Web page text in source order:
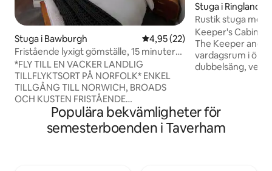
Stuga i Bawburgh 4,95 av 5 i genomsnittligt
4,95 (22)
Fristående lyxigt gömställe, 15 minuter
till Norwich
*FLY TILL EN VACKER LANDLIG
TILLFLYKTSORT PÅ NORFOLK* ENKEL
TILLGÅNG TILL NORWICH, BROADS
OCH KUSTEN FRISTÅENDE
SJÄLVINCHECKNING PLATS FÖR UPP
TILL 3 LOUNGE OCH ENSUITE GRATIS
PRIVAT PARKERINGSPLATS BORTANFÖR
Stuga i Ringland
Rustik stuga med
Keeper's Cabin,
The Keeper and
vardagsrum i
dubbelsäng,
små retreater
Gästerna har
Populära bekvämligheter för
semesterboenden i Taverham